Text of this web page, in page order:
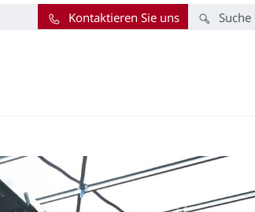
Suche
Kontaktieren Sie uns